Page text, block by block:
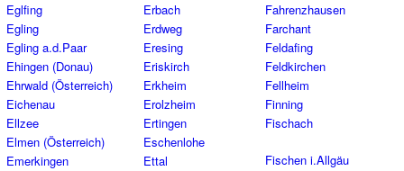
Eglfing
Egling
Egling a.d.Paar
Ehingen (Donau)
Ehrwald (Österreich)
Eichenau
Ellzee
Elmen (Österreich)
Emerkingen
Erbach
Erdweg
Eresing
Eriskirch
Erkheim
Erolzheim
Ertingen
Eschenlohe
Ettal
Fahrenzhausen
Farchant
Feldafing
Feldkirchen
Fellheim
Finning
Fischach
Fischen i.Allgäu